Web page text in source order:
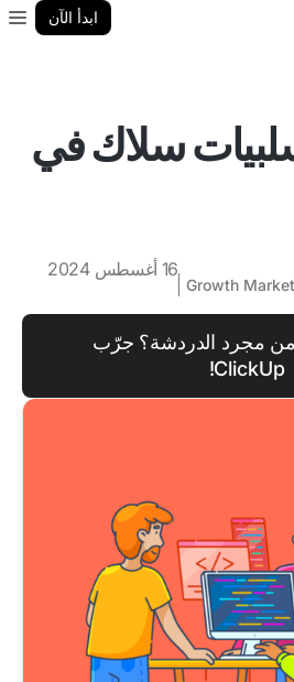
ابدأ الآن
سلاك في
Growth
16 أغسطس 2024
من مجرد الدردشة؟ جرّب
ClickUp!